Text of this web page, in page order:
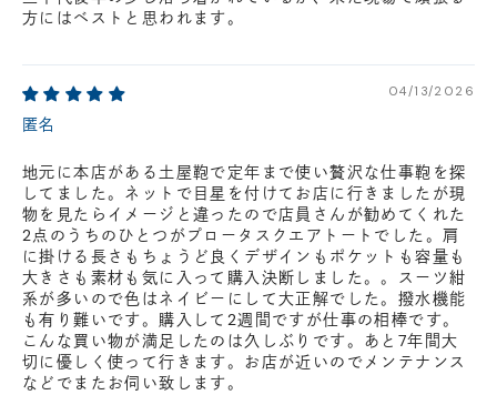
方にはベストと思われます。
04/13/2026
匿名
地元に本店がある土屋鞄で定年まで使い贅沢な仕事鞄を探
してました。ネットで目星を付けてお店に行きましたが現
物を見たらイメージと違ったので店員さんが勧めてくれた
2点のうちのひとつがプロータスクエアトートでした。肩
に掛ける長さもちょうど良くデザインもポケットも容量も
大きさも素材も気に入って購入決断しました。。スーツ紺
系が多いので色はネイビーにして大正解でした。撥水機能
も有り難いです。購入して2週間ですが仕事の相棒です。
こんな買い物が満足したのは久しぶりです。あと7年間大
切に優しく使って行きます。お店が近いのでメンテナンス
などでまたお伺い致します。